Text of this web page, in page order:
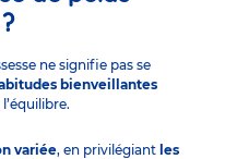
ne signifie pas se
bienveillantes
variée, en privilégiant les